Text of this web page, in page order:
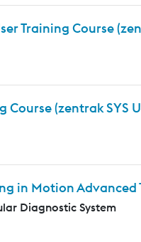
Training Course
(zentrak SYS
in Motion Advanced
Diagnostic System